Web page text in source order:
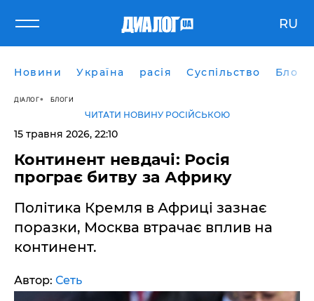
RU
Новини Україна расія Суспільство Блоги
ДІАЛОГ БЛОГИ
ЧИТАТИ НОВИНУ РОСІЙСЬКОЮ
15 травня 2026, 22:10
​Континент невдачі: Росія
програє битву за Африку
Політика Кремля в Африці зазнає
поразки, Москва втрачає вплив на
континент.
Автор: Сеть